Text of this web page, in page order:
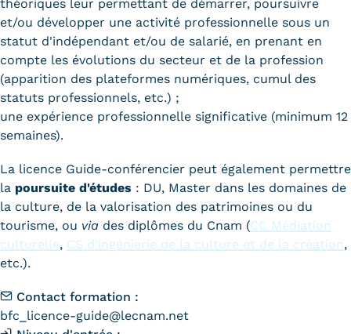
Tarifs
Modalités de financement
Infos entreprises
Accueillir un alternant ?
Taxe d'apprentissage
Infos enseignants
Infos partenaires
Liste des partenaires
théoriques leur permettant de démarrer, poursuivre
et/ou développer une activité professionnelle sous un
statut d'indépendant et/ou de salarié, en prenant en
compte les évolutions du secteur et de la profession
(apparition des plateformes numériques, cumul des
statuts professionnels, etc.) ;
une expérience professionnelle significative (minimum 12
semaines).
La licence Guide-conférencier peut également permettre
la poursuite d'études : DU, Master dans les domaines de
la culture, de la valorisation des patrimoines ou du
tourisme, ou via des diplômes du Cnam (CC Médiation
culturelle, CS d'ingénierie de la culture et de la création,
etc.).
Contact formation :
bfc_licence-guide@lecnam.net